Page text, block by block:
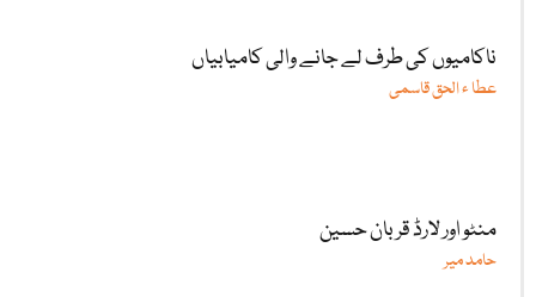
ناکامیوں کی طرف لے جانے والی کامیابیاں
عطا ء الحق قاسمی
منٹو اور لارڈ قربان حسین
حامد میر